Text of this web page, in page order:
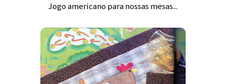
Jogo americano para nossas mesas...